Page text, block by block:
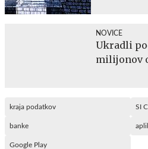
NOVICE
Ukradli
milijonov
kraja podatkov SI
banke
Google Play